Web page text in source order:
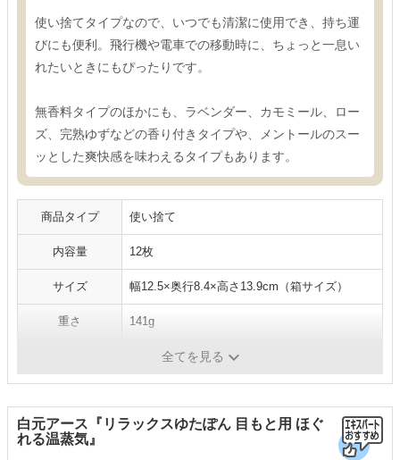
使い捨てタイプなので、いつでも清潔に使用でき、持ち運
びにも便利。飛行機や電車での移動時に、ちょっと一息い
れたいときにもぴったりです。
無香料タイプのほかにも、ラベンダー、カモミール、ロー
ズ、完熟ゆずなどの香り付きタイプや、メントールのスー
ッとした爽快感を味わえるタイプもあります。
商品タイプ 使い捨て
内容量 12枚
サイズ 幅12.5×奥行8.4×高さ13.9cm（箱サイズ）
重さ 141g
蒸気浴全てを見る
白元アース『リラックスゆたぽん 目もと用 ほぐ
れる温蒸気』